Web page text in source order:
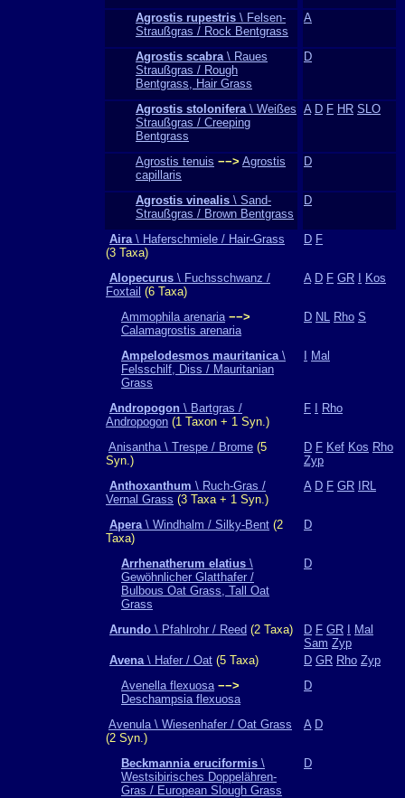
Agrostis rupestris \ Felsen-
Straußgras / Rock Bentgrass
A
Agrostis scabra\ Raues
Straußgras / Rough
Bentgrass, Hair Grass
D
Agrostis stolonifera\ Weißes
Straußgras / Creeping
Bentgrass
A D F HR SLO
Agrostis tenuis −−> Agrostis
capillaris
D
Agrostis vinealis \ Sand-
Straußgras / Brown Bentgrass
D
Aira\ Haferschmiele / Hair-Grass
(3 Taxa)
D F
Alopecurus \ Fuchsschwanz /
Foxtail (6 Taxa)
A D F GR Kos
Ammophila arenaria −−>
Calamagrostis arenaria
D NL Rho S
Ampelodesmos mauritanica\
Felsschilf, Diss / Mauritanian
Grass
Mal
Andropogon \ Bartgras /
Andropogon (1 Taxon + 1 Syn.)
F Rho
Anisantha \ Trespe / Brome (5
Syn.)
D F Kef Kos Rho
Zyp
Anthoxanthum \ Ruch-Gras /
Vernal Grass (3 Taxa + 1 Syn.)
A D F GR IRL
Apera\ Windhalm / Silky-Bent (2
Taxa)
D
Arrhenatherum elatius \
Gewöhnlicher Glatthafer /
Bulbous Oat Grass, Tall Oat
Grass
D
Arundo \ Pfahlrohr / Reed (2 Taxa) D F GR
Mal
Sam Zyp
Avena\ Hafer / Oat (5 Taxa) D GR Rho Zyp
Avenella flexuosa −−>
Deschampsia flexuosa
D
Avenula \ Wiesenhafer / Oat Grass
(2 Syn.)
A D
Beckmannia eruciformis \
Westsibirisches Doppelähren-
Gras / European Slough Grass
D